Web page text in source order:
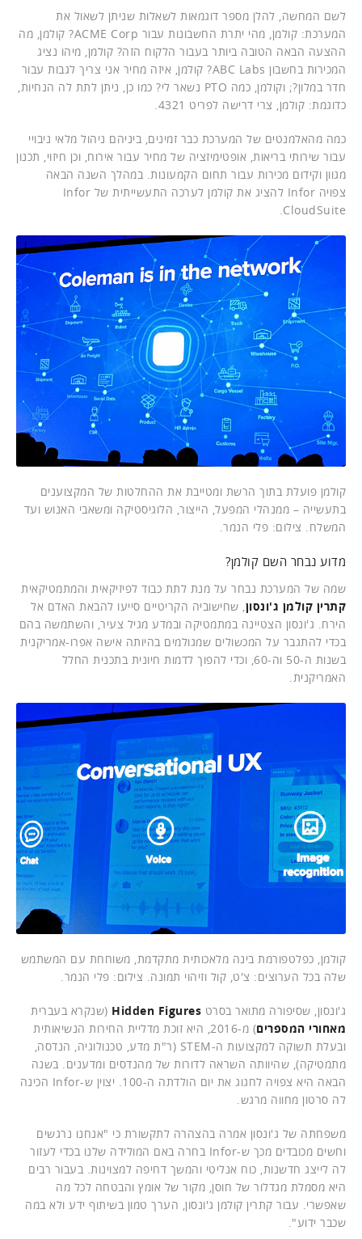
לשם המחשה, להלן מספר דוגמאות לשאלות שניתן לשאול את
המערכת: קולמן, מהי יתרת החשבונות עבור ACME Corp? קולמן, מה
ההצעה הבאה הטובה ביותר בעבור הלקוח הזה? קולמן, מיהו נציג
המכירות בחשבון ABC Labs? קולמן, איזה מחיר אני צריך לגבות עבור
חדר במלון?; וקולמן, כמה PTO נשאר לי? כמו כן, ניתן לתת לה הנחיות,
כדוגמת: קולמן, צרי דרישה לפריט 4321.
כמה מהאלמנטים של המערכת כבר זמינים, ביניהם ניהול מלאי ניבויי
עבור שירותי בריאות, אופטימיזציה של מחיר עבור אירוח, וכן חיזוי, תכנון
מגוון וקידום מכירות עבור תחום הקמעונות. במהלך השנה הבאה
צפויה Infor להציג את קולמן לערכה התעשייתית של Infor
CloudSuite.
קולמן פועלת בתוך הרשת ומטייבת את ההחלטות של המקצוענים
בתעשייה – ממנהלי המפעל, הייצור, הלוגיסטיקה ומשאבי האנוש ועד
המשלח. צילום: פלי הנמר.
מדוע נבחר השם קולמן?
שמה של המערכת נבחר על מנת לתת כבוד לפיזיקאית והמתמטיקאית
קתרין קולמן ג'ונסון, שחישוביה הקריטיים סייעו להבאת האדם אל
הירח. ג'ונסון הצטיינה במתמטיקה ובמדע מגיל צעיר, והשתמשה בהם
בכדי להתגבר על המכשולים שמגולמים בהיותה אישה אפרו-אמריקנית
בשנות ה-50 וה-60, וכדי להפוך לדמות חיונית בתכנית החלל
האמריקנית.
קולמן, כפלטפורמת בינה מלאכותית מתקדמת, משוחחת עם המשתמש
שלה בכל הערוצים: צ'ט, קול וזיהוי תמונה. צילום: פלי הנמר.
ג'ונסון, שסיפורה מתואר בסרט Hidden Figures (שנקרא בעברית
מאחורי המספרים
) מ-2016, היא זוכת מדליית החירות הנשיאותית
ובעלת תשוקה למקצועות ה-STEM (ר"ת מדע, טכנולוגיה, הנדסה,
מתמטיקה), שהיוותה השראה לדורות של מהנדסים ומדענים. בשנה
הבאה היא צפויה לחגוג את יום הולדתה ה-100. יצוין ש-Infor הכינה
לה סרטון מחווה מרגש.
משפחתה של ג'ונסון אמרה בהצהרה לתקשורת כי "אנחנו נרגשים
וחשים מכובדים מכך ש-Infor בחרה באם המולידה שלנו בכדי לעזור
לה לייצג חדשנות, כוח אנליטי והמשך דחיפה למצוינות. בעבור רבים
היא מסמלת מגדלור של חוסן, מקור של אומץ והבטחה לכל מה
שאפשרי. עבור קתרין קולמן ג'ונסון, הערך טמון בשיתוף ידע ולא במה
שכבר ידוע".